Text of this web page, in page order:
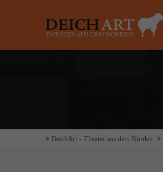
Login
DeichArt - Theater aus dem Norden